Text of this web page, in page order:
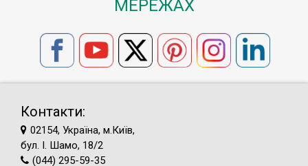
МЕРЕЖАХ
Контакти:
02154, Україна, м.Київ,
бул. І. Шамо, 18/2
(044) 295-59-35